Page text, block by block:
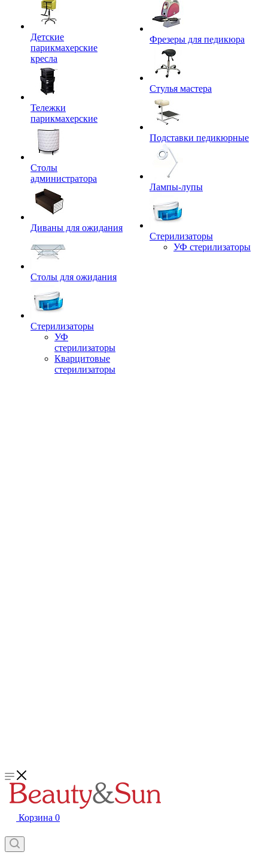
Детские
парикмахерские
кресла
Тележки
парикмахерские
Столы
администратора
Диваны для ожидания
Столы для ожидания
Стерилизаторы
УФ
стерилизаторы
Кварцитовые
стерилизаторы
Фрезеры для педикюра
Стулья мастера
Подставки педикюрные
Лампы-лупы
Стерилизаторы
УФ стерилизаторы
Корзина 0